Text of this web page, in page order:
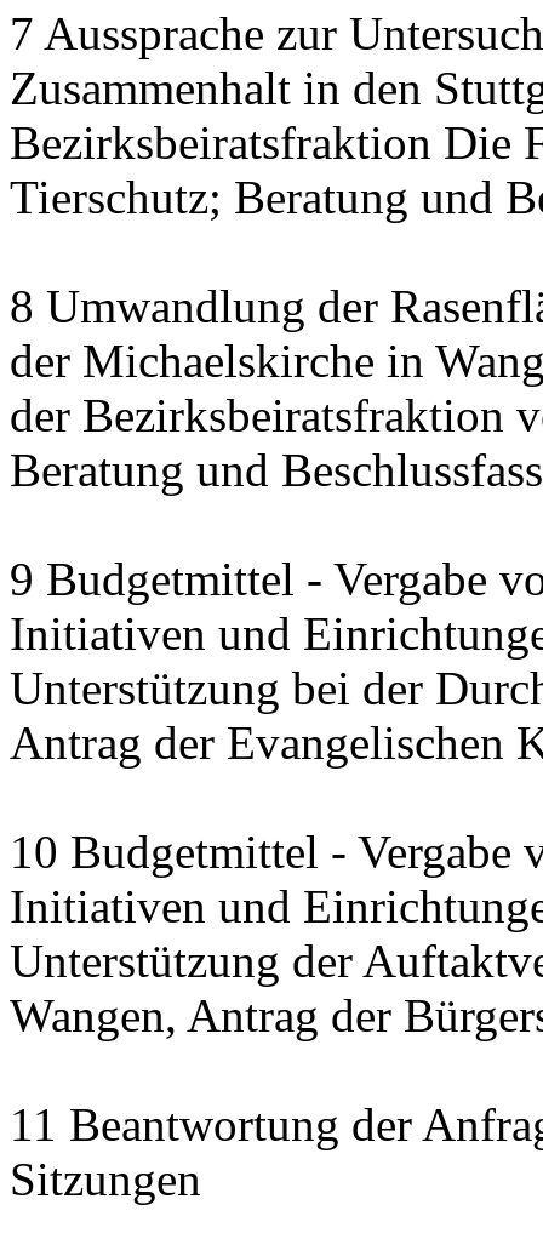
7 Aussprache zur
Zusammenhalt in den
Bezirksbeiratsfraktion Die
Tierschutz; Beratung und
8 Umwandlung der
der Michaelskirche in
der Bezirksbeiratsfraktion
Beratung und
9 Budgetmittel - Vergabe
Initiativen und
Unterstützung bei der
Antrag der Evangelischen
10 Budgetmittel - Vergabe
Initiativen und
Unterstützung der
Wangen, Antrag der
11 Beantwortung der
Sitzungen